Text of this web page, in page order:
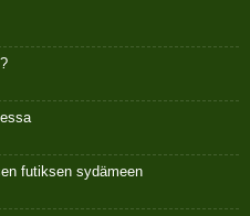
futiksen sydämeen